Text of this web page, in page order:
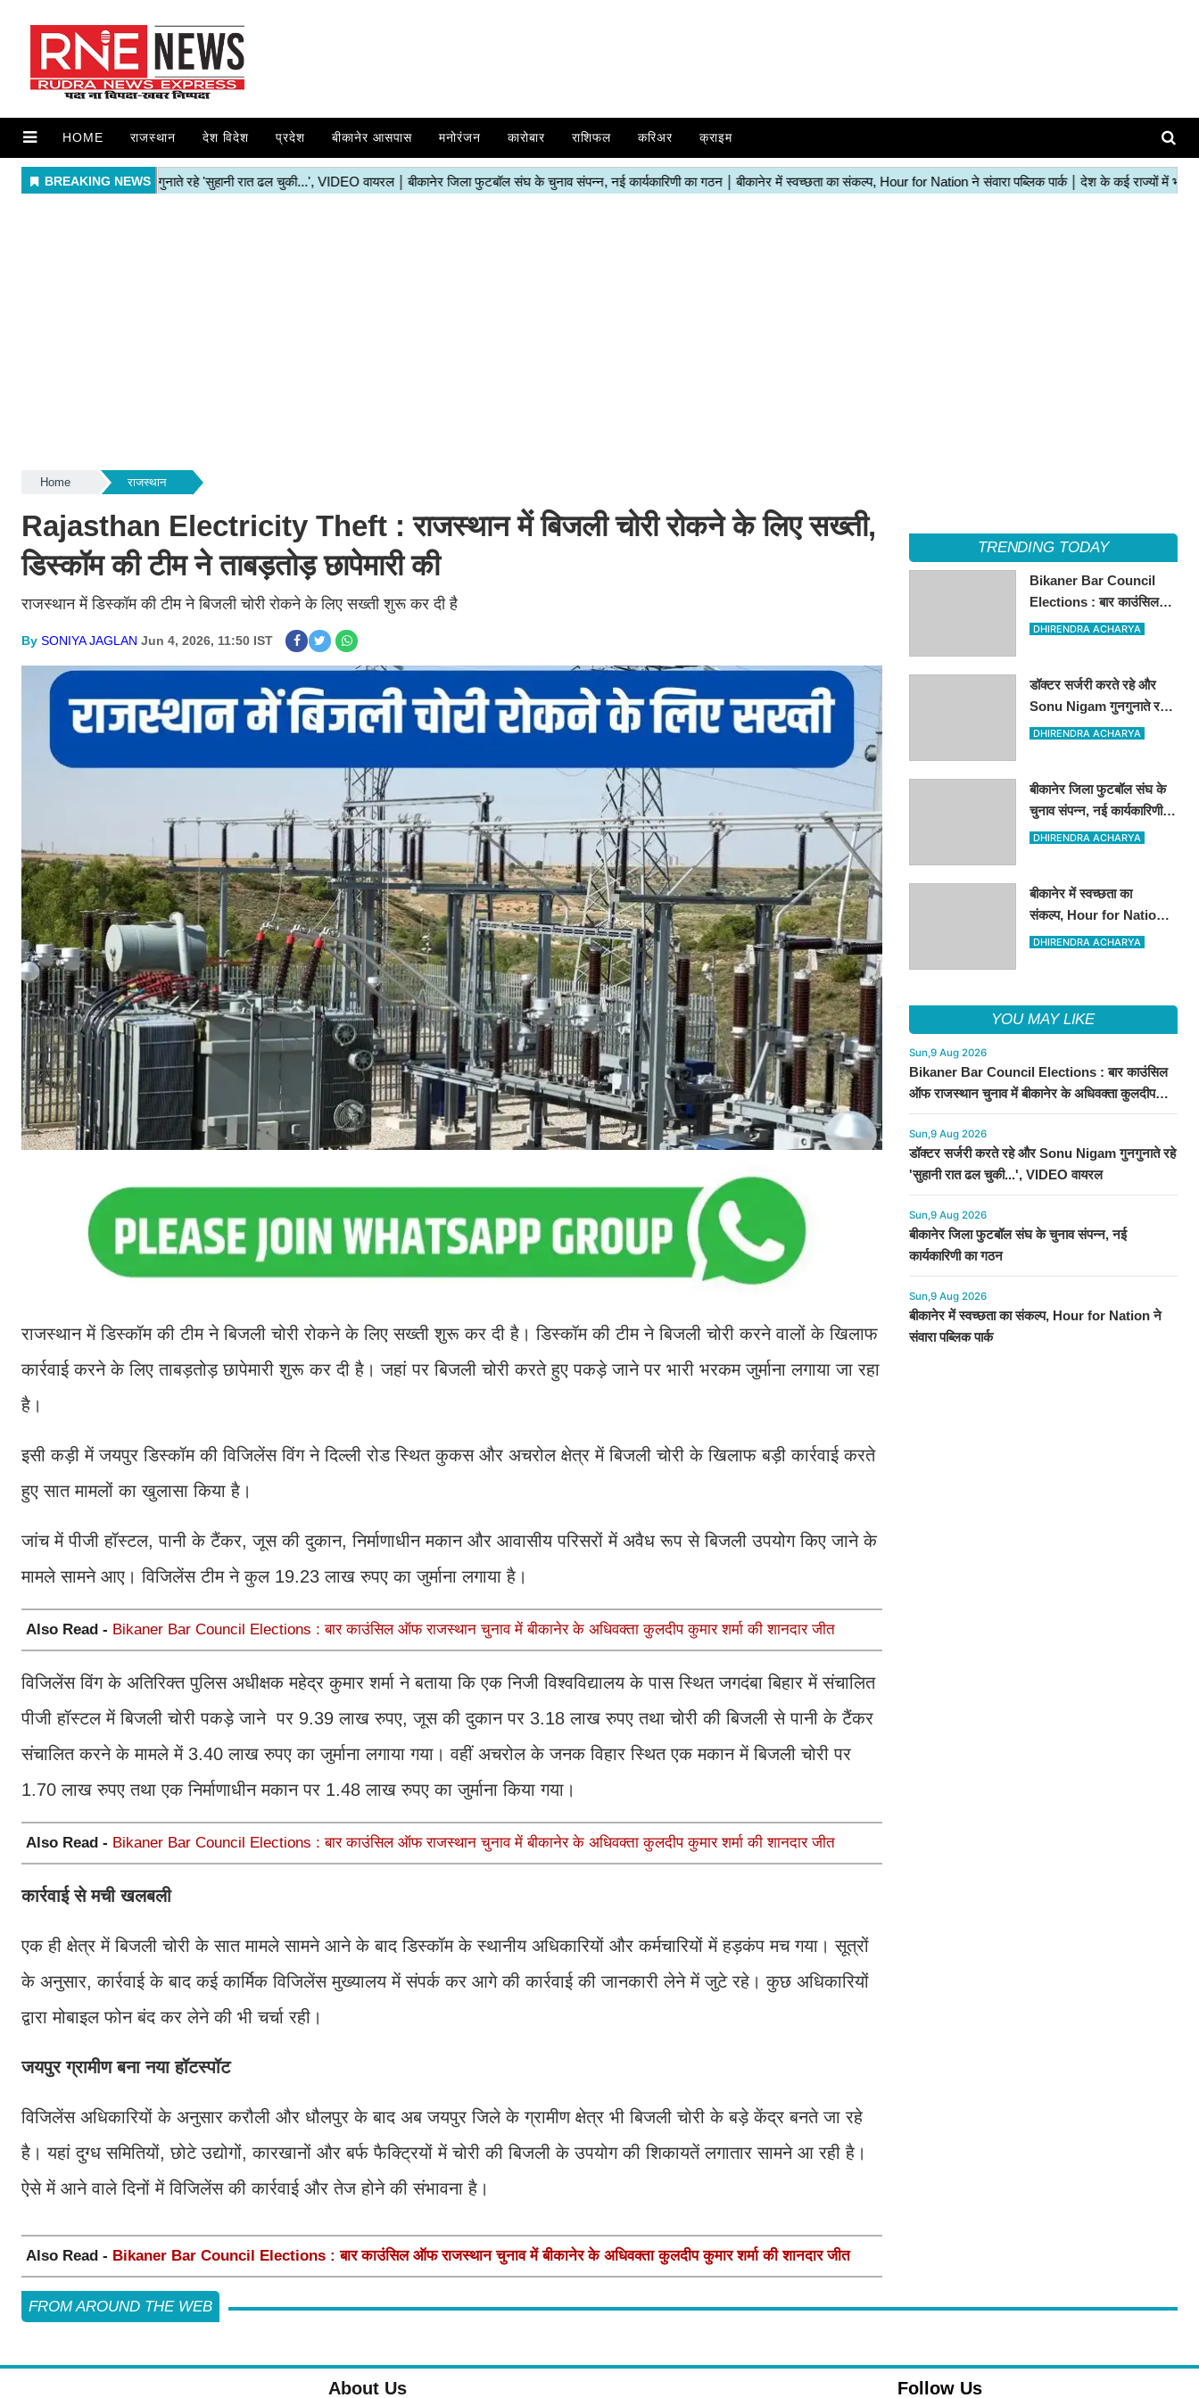
HOME राजस्थान देश विदेश प्रदेश बीकानेर आसपास मनोरंजन कारोबार राशिफल करिअर क्राइम
Home राजस्थान
Rajasthan Electricity Theft : राजस्थान में बिजली चोरी रोकने के लिए सख्ती,
डिस्कॉम की टीम ने ताबड़तोड़ छापेमारी की
राजस्थान में डिस्कॉम की टीम ने बिजली चोरी रोकने के लिए सख्ती शुरू कर दी है
By SONIYA JAGLAN Jun 4, 2026, 11:50 IST
राजस्थान में डिस्कॉम की टीम ने बिजली चोरी रोकने के लिए सख्ती शुरू कर दी है। डिस्कॉम की टीम ने बिजली चोरी करने वालों के खिलाफ
कार्रवाई करने के लिए ताबड़तोड़ छापेमारी शुरू कर दी है। जहां पर बिजली चोरी करते हुए पकड़े जाने पर भारी भरकम जुर्माना लगाया जा रहा
है।
इसी कड़ी में जयपुर डिस्कॉम की विजिलेंस विंग ने दिल्ली रोड स्थित कुकस और अचरोल क्षेत्र में बिजली चोरी के खिलाफ बड़ी कार्रवाई करते
हुए सात मामलों का खुलासा किया है।
जांच में पीजी हॉस्टल, पानी के टैंकर, जूस की दुकान, निर्माणाधीन मकान और आवासीय परिसरों में अवैध रूप से बिजली उपयोग किए जाने के
मामले सामने आए। विजिलेंस टीम ने कुल 19.23 लाख रुपए का जुर्माना लगाया है।
Also Read - Bikaner Bar Council Elections : बार काउंसिल ऑफ राजस्थान चुनाव में बीकानेर के अधिवक्ता कुलदीप कुमार शर्मा की शानदार जीत
विजिलेंस विंग के अतिरिक्त पुलिस अधीक्षक महेद्र कुमार शर्मा ने बताया कि एक निजी विश्वविद्यालय के पास स्थित जगदंबा बिहार में संचालित
पीजी हॉस्टल में बिजली चोरी पकड़े जाने पर 9.39 लाख रुपए, जूस की दुकान पर 3.18 लाख रुपए तथा चोरी की बिजली से पानी के टैंकर
संचालित करने के मामले में 3.40 लाख रुपए का जुर्माना लगाया गया। वहीं अचरोल के जनक विहार स्थित एक मकान में बिजली चोरी पर
1.70 लाख रुपए तथा एक निर्माणाधीन मकान पर 1.48 लाख रुपए का जुर्माना किया गया।
Also Read - Bikaner Bar Council Elections : बार काउंसिल ऑफ राजस्थान चुनाव में बीकानेर के अधिवक्ता कुलदीप कुमार शर्मा की शानदार जीत
कार्रवाई से मची खलबली
एक ही क्षेत्र में बिजली चोरी के सात मामले सामने आने के बाद डिस्कॉम के स्थानीय अधिकारियों और कर्मचारियों में हड़कंप मच गया। सूत्रों
के अनुसार, कार्रवाई के बाद कई कार्मिक विजिलेंस मुख्यालय में संपर्क कर आगे की कार्रवाई की जानकारी लेने में जुटे रहे। कुछ अधिकारियों
द्वारा मोबाइल फोन बंद कर लेने की भी चर्चा रही।
जयपुर ग्रामीण बना नया हॉटस्पॉट
विजिलेंस अधिकारियों के अनुसार करौली और धौलपुर के बाद अब जयपुर जिले के ग्रामीण क्षेत्र भी बिजली चोरी के बड़े केंद्र बनते जा रहे
है। यहां दुग्ध समितियों, छोटे उद्योगों, कारखानों और बर्फ फैक्ट्रियों में चोरी की बिजली के उपयोग की शिकायतें लगातार सामने आ रही है।
ऐसे में आने वाले दिनों में विजिलेंस की कार्रवाई और तेज होने की संभावना है।
Also Read - Bikaner Bar Council Elections : बार काउंसिल ऑफ राजस्थान चुनाव में बीकानेर के अधिवक्ता कुलदीप कुमार शर्मा की शानदार जीत
TRENDING TODAY
Bikaner Bar Council
Elections : बार काउंसिल
ऑफ राजस्थान चुनाव में
DHIRENDRA ACHARYA
डॉक्टर सर्जरी करते रहे और
Sonu Nigam गुनगुनाते रहे
'सुहानी रात ढल चुकी...',
DHIRENDRA ACHARYA
बीकानेर जिला फुटबॉल संघ के
चुनाव संपन्न, नई कार्यकारिणी
का गठन
DHIRENDRA ACHARYA
बीकानेर में स्वच्छता का
संकल्प, Hour for Nation ने
संवारा पब्लिक पार्क
DHIRENDRA ACHARYA
YOU MAY LIKE
Sun,9 Aug 2026
Bikaner Bar Council Elections : बार काउंसिल
ऑफ राजस्थान चुनाव में बीकानेर के अधिवक्ता कुलदीप
कुमार शर्मा की शानदार जीत
Sun,9 Aug 2026
डॉक्टर सर्जरी करते रहे और Sonu Nigam गुनगुनाते रहे
'सुहानी रात ढल चुकी...', VIDEO वायरल
Sun,9 Aug 2026
बीकानेर जिला फुटबॉल संघ के चुनाव संपन्न, नई
कार्यकारिणी का गठन
Sun,9 Aug 2026
बीकानेर में स्वच्छता का संकल्प, Hour for Nation ने
संवारा पब्लिक पार्क
FROM AROUND THE WEB
About Us Follow Us